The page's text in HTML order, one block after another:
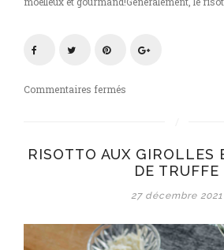
Commentaires fermés
et
lamelles
truffe
RISOTTO AUX GIROLLES
DE TRUFFE
27 décembre 2021